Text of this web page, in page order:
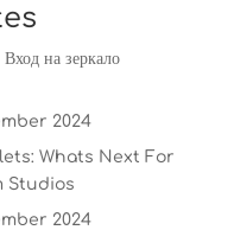
на зеркало
2024
Whats Next For
Studios
2024